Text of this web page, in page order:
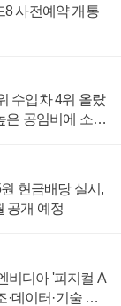
8 사전예약 개통
수입차 4위 올랐
은 공임비에 소비
현금배당 실시,
공개 예정
비디아 '피지컬 A
·데이터·기술 결